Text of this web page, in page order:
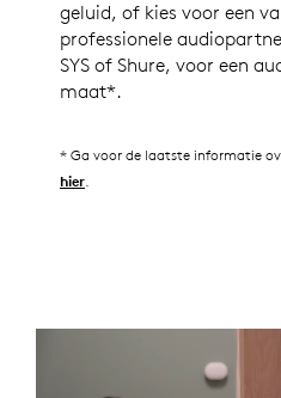
geluid, of kies voor een
professionele
SYS of Shure, voor een
maat*.
* Ga voor de laatste informatie
hier